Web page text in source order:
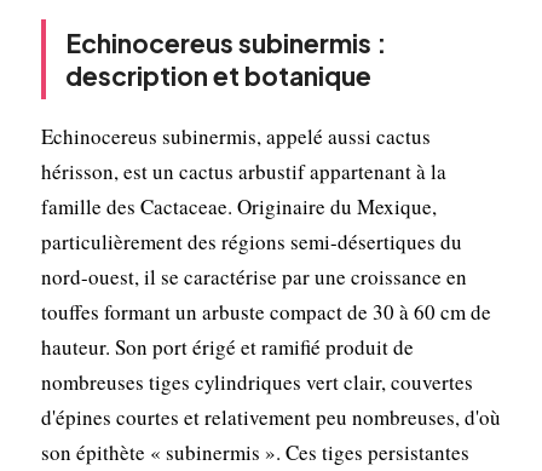
Echinocereus subinermis :
description et botanique
Echinocereus subinermis, appelé aussi cactus
hérisson, est un cactus arbustif appartenant à la
famille des Cactaceae. Originaire du Mexique,
particulièrement des régions semi-désertiques du
nord-ouest, il se caractérise par une croissance en
touffes formant un arbuste compact de 30 à 60 cm de
hauteur. Son port érigé et ramifié produit de
nombreuses tiges cylindriques vert clair, couvertes
d'épines courtes et relativement peu nombreuses, d'où
son épithète « subinermis ». Ces tiges persistantes